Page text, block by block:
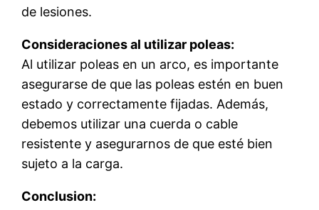
de lesiones.
Consideraciones al utilizar poleas:
Al utilizar poleas en un arco, es importante
asegurarse de que las poleas estén en buen
estado y correctamente fijadas. Además,
debemos utilizar una cuerda o cable
resistente y asegurarnos de que esté bien
sujeto a la carga.
Conclusion: